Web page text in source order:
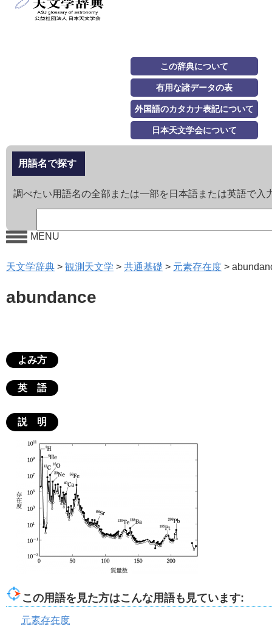
この辞典について
有用な諸データの表
外国語のカタカナ表記について
日本天文学会について
用語名で探す
調べたい用語名の全部または一部を日本語または英語で入
MENU
天文学辞典 > 観測天文学 > 共通基礎 > 元素存在度 >
abundance
よみ方
英 語
説 明
この用語を見た方はこんな用語も見ています:
元素存在度